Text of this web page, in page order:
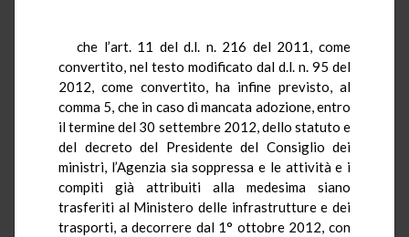
che l’art. 11 del d.l. n. 216 del 2011, come
convertito, nel testo modificato dal d.l. n. 95 del
2012, come convertito, ha infine previsto, al
comma 5, che in caso di mancata adozione, entro
il termine del 30 settembre 2012, dello statuto e
del decreto del Presidente del Consiglio dei
ministri, l’Agenzia sia soppressa e le attività e i
compiti già attribuiti alla medesima siano
trasferiti al Ministero delle infrastrutture e dei
trasporti, a decorrere dal 1° ottobre 2012, con